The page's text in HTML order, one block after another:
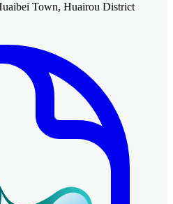
Town, Huairou District